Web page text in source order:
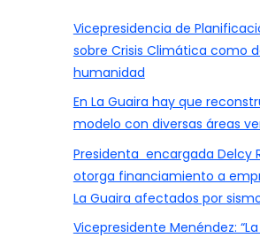
Vicepresidencia de
sobre Crisis Climática como
humanidad
En La Guaira hay que
modelo con diversas áreas
Presidenta encargada Delcy
otorga financiamiento a
La Guaira afectados por
Vicepresidente Menéndez: